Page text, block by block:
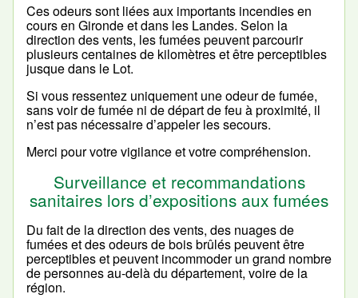
Ces odeurs sont liées aux importants incendies en
cours en Gironde et dans les Landes. Selon la
direction des vents, les fumées peuvent parcourir
plusieurs centaines de kilomètres et être perceptibles
jusque dans le Lot.
Si vous ressentez uniquement une odeur de fumée,
sans voir de fumée ni de départ de feu à proximité, il
n’est pas nécessaire d’appeler les secours.
Merci pour votre vigilance et votre compréhension.
Surveillance et recommandations
sanitaires lors d’expositions aux fumées
Du fait de la direction des vents, des nuages de
fumées et des odeurs de bois brûlés peuvent être
perceptibles et peuvent incommoder un grand nombre
de personnes au-delà du département, voire de la
région.